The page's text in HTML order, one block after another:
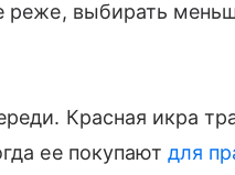
реже, выбирать
Красная икра
ее покупаютдля